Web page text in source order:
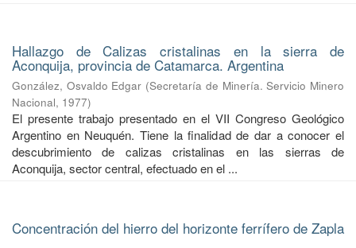
Hallazgo de Calizas cristalinas en la sierra de
Aconquija, provincia de Catamarca. Argentina
González, Osvaldo Edgar (Secretaría de Minería. Servicio Minero
Nacional, 1977)
El presente trabajo presentado en el VII Congreso Geológico
Argentino en Neuquén. Tiene la finalidad de dar a conocer el
descubrimiento de calizas cristalinas en las sierras de
Aconquija, sector central, efectuado en el ...
Concentración del hierro del horizonte ferrífero de Zapla